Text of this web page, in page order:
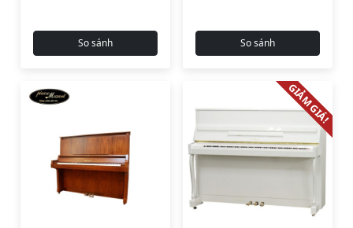
So sánh So sánh
GIẢM GIÁ!